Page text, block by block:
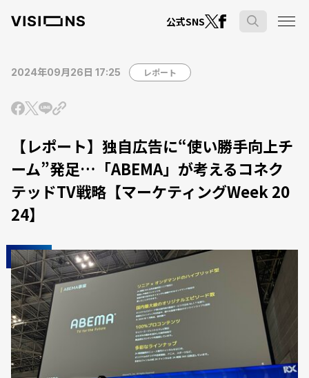
公式SNS
2024年09月26日 17:25 レポート
【レポート】独自広告に“使い勝手向上チ
ーム”発足…「ABEMA」が考えるコネク
テッドTV戦略【マーケティングWeek 20
24】